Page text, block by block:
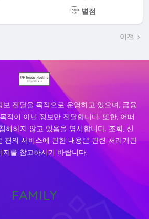
별점
이전
전달을 목적으로 운영하고 있으며, 금융
적이 아닌 정보만 전달합니다. 또한, 어떠
해하지 않고 있음을 명시합니다. 조회, 신
편의 서비스에 관한 내용은 관련 처리기관
지를 참고하시기 바랍니다.
FAMILY